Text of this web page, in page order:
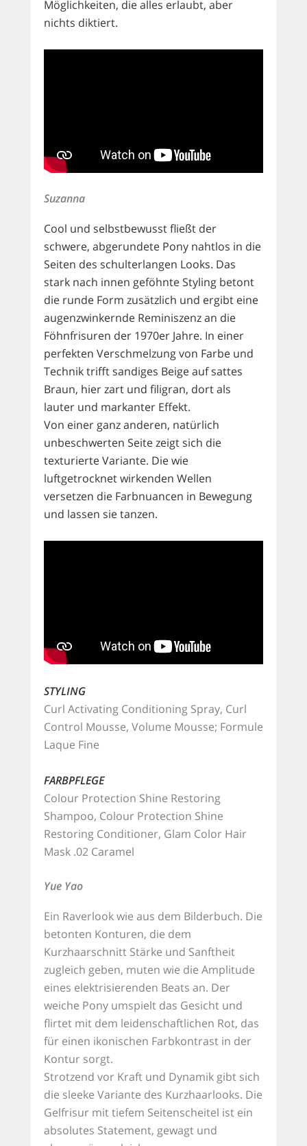
Möglichkeiten, die alles erlaubt, aber
nichts diktiert.
Suzanna
Cool und selbstbewusst fließt der
schwere, abgerundete Pony nahtlos in die
Seiten des schulterlangen Looks. Das
stark nach innen geföhnte Styling betont
die runde Form zusätzlich und ergibt eine
augenzwinkernde Reminiszenz an die
Föhnfrisuren der 1970er Jahre. In einer
perfekten Verschmelzung von Farbe und
Technik trifft sandiges Beige auf sattes
Braun, hier zart und filigran, dort als
lauter und markanter Effekt.
Von einer ganz anderen, natürlich
unbeschwerten Seite zeigt sich die
texturierte Variante. Die wie
luftgetrocknet wirkenden Wellen
versetzen die Farbnuancen in Bewegung
und lassen sie tanzen.
STYLING
Curl Activating Conditioning Spray, Curl
Control Mousse, Volume Mousse; Formule
Laque Fine
FARBPFLEGE
Colour Protection Shine Restoring
Shampoo, Colour Protection Shine
Restoring Conditioner, Glam Color Hair
Mask .02 Caramel
Yue Yao
Ein Raverlook wie aus dem Bilderbuch. Die
betonten Konturen, die dem
Kurzhaarschnitt Stärke und Sanftheit
zugleich geben, muten wie die Amplitude
eines elektrisierenden Beats an. Der
weiche Pony umspielt das Gesicht und
flirtet mit dem leidenschaftlichen Rot, das
für einen ikonischen Farbkontrast in der
Kontur sorgt.
Strotzend vor Kraft und Dynamik gibt sich
die sleeke Variante des Kurzhaarlooks. Die
Gelfrisur mit tiefem Seitenscheitel ist ein
absolutes Statement, gewagt und